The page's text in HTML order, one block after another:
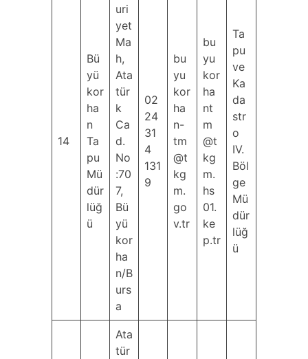
14
Bü
yü
kor
ha
n
Ta
pu
Mü
dür
lüğ
ü
uri
yet
Ma
h,
Ata
tür
k
Ca
d.
No
:70
7,
Bü
yü
kor
ha
n/B
urs
a
02
24
31
4
131
9
bu
yu
kor
ha
n-
tm
@t
kg
m.
go
v.tr
bu
yu
kor
ha
nt
m
@t
kg
m.
hs
01.
ke
p.tr
Ta
pu
ve
Ka
da
str
o
IV.
Böl
ge
Mü
dür
lüğ
ü
Ata
tür